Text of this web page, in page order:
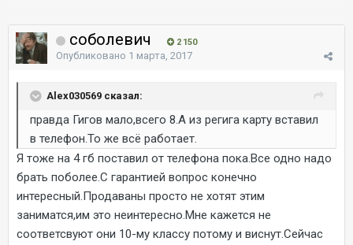
соболевич 2 150
Опубликовано 1 марта, 2017
Alex030569 сказал:
правда Гигов мало,всего 8.А из регига карту вставил
в телефон.То же всё работает.
Я тоже на 4 гб поставил от телефона пока.Все одно надо
брать поболее.С гарантией вопрос конечно
интересный.Продаваны просто не хотят этим
заниматся,им это неинтересно.Мне кажется не
соответсвуют они 10-му классу потому и виснут.Сейчас